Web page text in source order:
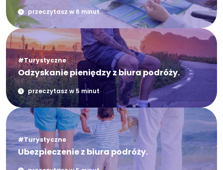
przeczytasz w 6 minut
#Turystyczne
Odzyskanie pieniędzy z biura podróży.
przeczytasz w 5 minut
#Turystyczne
Ubezpieczenie z biura podróży.